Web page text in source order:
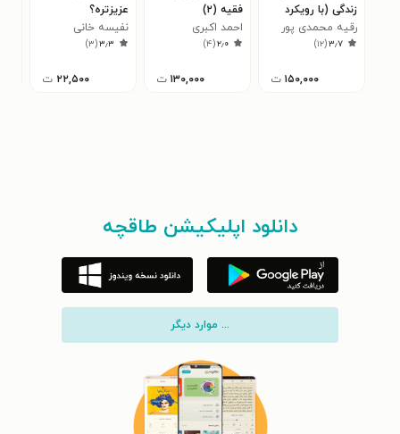
زندگی (با رویکرد
بالینی)
رقیه محمدی پور
۳٫۷(۱۲)
۱۵۰,۰۰۰ ت
فقیه (۲)
احمد اکبری
۲٫۰(۴)
۱۳۰,۰۰۰ ت
عزیزتره؟
نفیسه خانی
۳٫۳(۳)
۲۲,۵۰۰ ت
دانلود اپلیکیشن طاقچه
... موارد دیگر